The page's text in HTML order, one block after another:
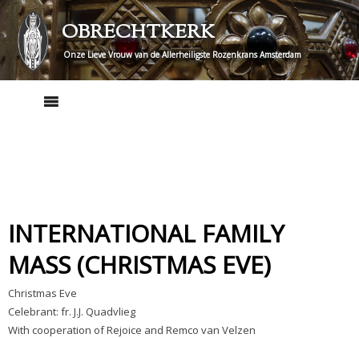
Skip
to
content
OBRECHTKERK
Onze Lieve Vrouw van de Allerheiligste Rozenkrans Amsterdam
INTERNATIONAL FAMILY
MASS (CHRISTMAS EVE)
Christmas Eve
Celebrant: fr. J.J. Quadvlieg
With cooperation of Rejoice and Remco van Velzen